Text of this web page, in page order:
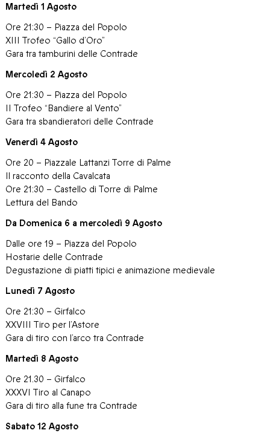
Martedì 1 Agosto
Ore 21:30 – Piazza del Popolo
XIII Trofeo “Gallo d’Oro”
Gara tra tamburini delle Contrade
Mercoledì 2 Agosto
Ore 21:30 – Piazza del Popolo
II Trofeo “Bandiere al Vento”
Gara tra sbandieratori delle Contrade
Venerdì 4 Agosto
Ore 20 – Piazzale Lattanzi Torre di Palme
Il racconto della Cavalcata
Ore 21:30 – Castello di Torre di Palme
Lettura del Bando
Da Domenica 6 a mercoledì 9 Agosto
Dalle ore 19 – Piazza del Popolo
Hostarie delle Contrade
Degustazione di piatti tipici e animazione medievale
Lunedì 7 Agosto
Ore 21:30 – Girfalco
XXVIII Tiro per l’Astore
Gara di tiro con l’arco tra Contrade
Martedì 8 Agosto
Ore 21.30 – Girfalco
XXXVI Tiro al Canapo
Gara di tiro alla fune tra Contrade
Sabato 12 Agosto